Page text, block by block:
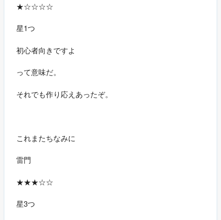
★☆☆☆☆
星1つ
初心者向きですよ
って意味だ。
それでも作り応えあったぞ。
これまたちなみに
雷門
★★★☆☆
星3つ